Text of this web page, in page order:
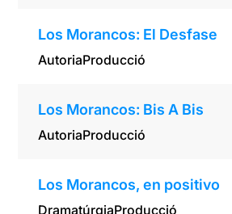
Los Morancos: El Desfase
AutoriaProducció
Los Morancos: Bis A Bis
AutoriaProducció
Los Morancos, en positivo
DramatúrgiaProducció